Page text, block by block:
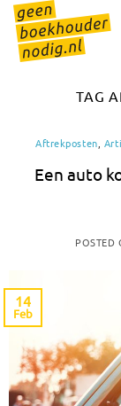
Skip
content
TAG
Aftrekposten
Een auto
POSTED
14
Feb